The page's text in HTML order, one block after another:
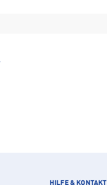
HILFE & KONTAKT